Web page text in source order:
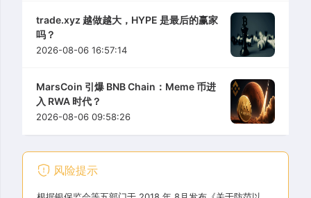
trade.xyz 越做越大，HYPE 是最后的赢家
吗？
2026-08-06 16:57:14
MarsCoin 引爆 BNB Chain：Meme 币进
入 RWA 时代？
2026-08-06 09:58:26
风险提示